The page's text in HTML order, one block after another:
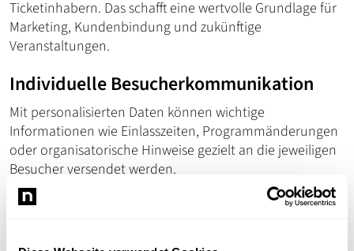
Ticketinhabern. Das schafft eine wertvolle Grundlage für
Marketing, Kundenbindung und zukünftige
Veranstaltungen.
Individuelle Besucherkommunikation
Mit personalisierten Daten können wichtige
Informationen wie Einlasszeiten, Programmänderungen
oder organisatorische Hinweise gezielt an die jeweiligen
Besucher versendet werden.
Effizienteres Einlassmanagement